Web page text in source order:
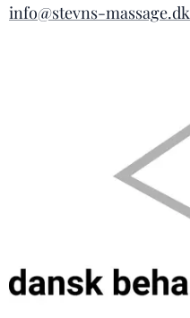
info@stevns-massage.dk